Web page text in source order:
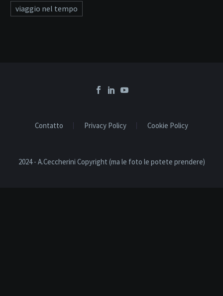
viaggio nel tempo
Contatto Privacy Policy Cookie Policy
2024 - A.Ceccherini Copyright (ma le foto le potete prendere)